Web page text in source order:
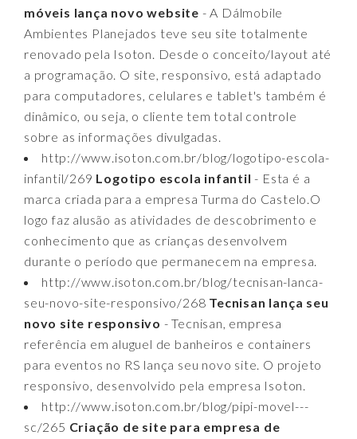
móveis lança novo website - A Dálmobile
Ambientes Planejados teve seu site totalmente
renovado pela Isoton. Desde o conceito/layout até
a programação. O site, responsivo, está adaptado
para computadores, celulares e tablet's também é
dinâmico, ou seja, o cliente tem total controle
sobre as informações divulgadas.
http://www.isoton.com.br/blog/logotipo-escola-
infantil/269 Logotipo escola infantil - Esta é a
marca criada para a empresa Turma do Castelo.O
logo faz alusão as atividades de descobrimento e
conhecimento que as crianças desenvolvem
durante o período que permanecem na empresa.
http://www.isoton.com.br/blog/tecnisan-lanca-
seu-novo-site-responsivo/268 Tecnisan lança seu
novo site responsivo - Tecnisan, empresa
referência em aluguel de banheiros e containers
para eventos no RS lança seu novo site. O projeto
responsivo, desenvolvido pela empresa Isoton.
http://www.isoton.com.br/blog/pipi-movel---
sc/265 Criação de site para empresa de